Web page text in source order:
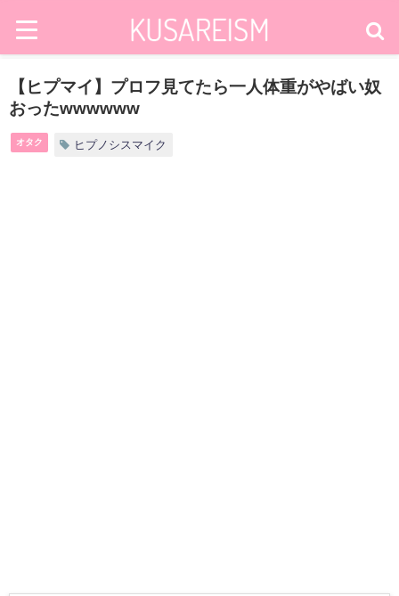
【ヒプマイ】プロフ見てたら一人体重がやばい奴
おったwwwwww
オタク ヒプノシスマイク